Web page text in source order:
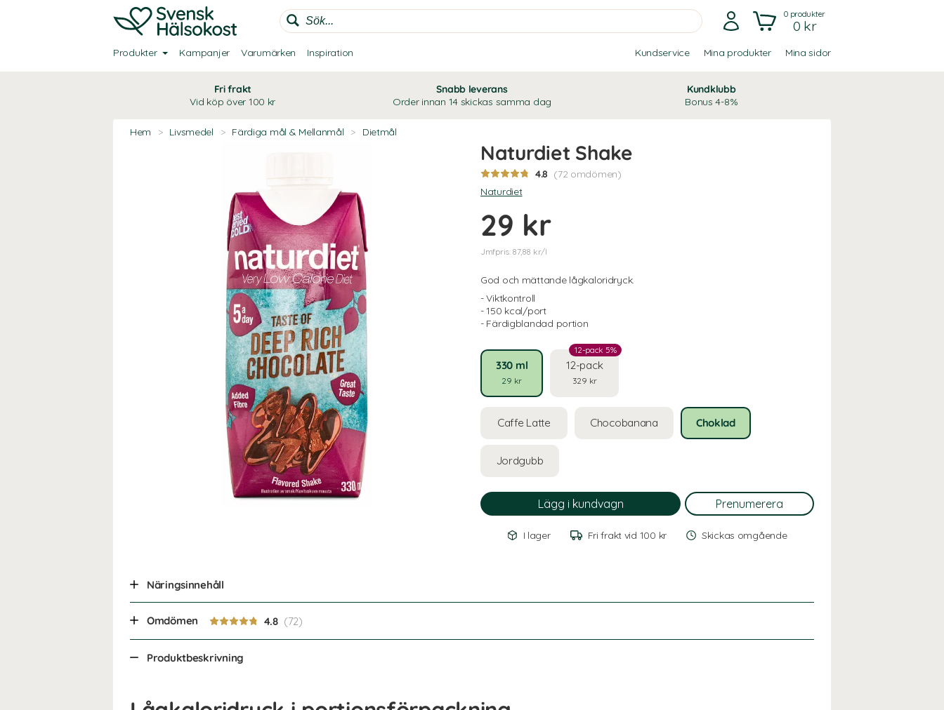
0produkter
0 kr
Produkter Kampanjer Varumärken Inspiration Kundservice Mina produkter Mina sidor
Fri frakt
Vid köp över 100 kr
Snabb leverans
Order innan 14 skickas samma dag
Kundklubb
Bonus 4-8%
Hem > Livsmedel > Färdiga mål & Mellanmål > Dietmål
Naturdiet Shake
4.8 (72 omdömen)
Naturdiet
29 kr
Jmfpris: 87,88 kr/l
God och mättande lågkaloridryck.
- Viktkontroll
- 150 kcal/port
- Färdigblandad portion
330 ml
29 kr
12-pack
329 kr
12-pack 5%
Caffe Latte Chocobanana Choklad
Jordgubb
I lager Fri frakt vid 100 kr Skickas omgående
Näringsinnehåll
Omdömen 4.8
Produktbeskrivning